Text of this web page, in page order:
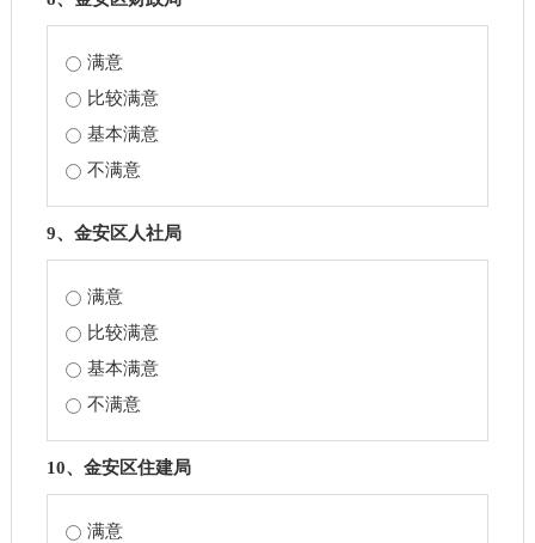
满意
比较满意
基本满意
不满意
9、金安区人社局
满意
比较满意
基本满意
不满意
10、金安区住建局
满意